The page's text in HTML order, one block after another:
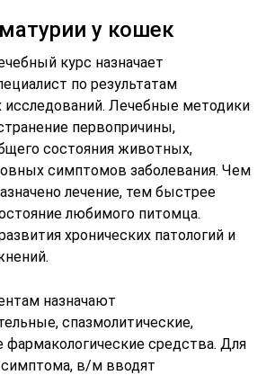
у кошек
курс назначает
по результатам
исследований. Лечебные методики
первопричины,
состояния животных,
симптомов заболевания. Чем
лечение, тем быстрее
любимого питомца.
хронических патологий и
назначают
спазмолитические,
средства. Для
симптома, в/м вводят